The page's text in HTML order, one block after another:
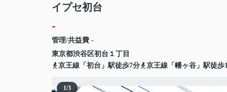
イプセ初台
-
管理/共益費 -
東京都渋谷区初台 １丁目
京王線「初台」駅徒歩7分
京王線「幡ヶ谷」駅徒歩
1/3